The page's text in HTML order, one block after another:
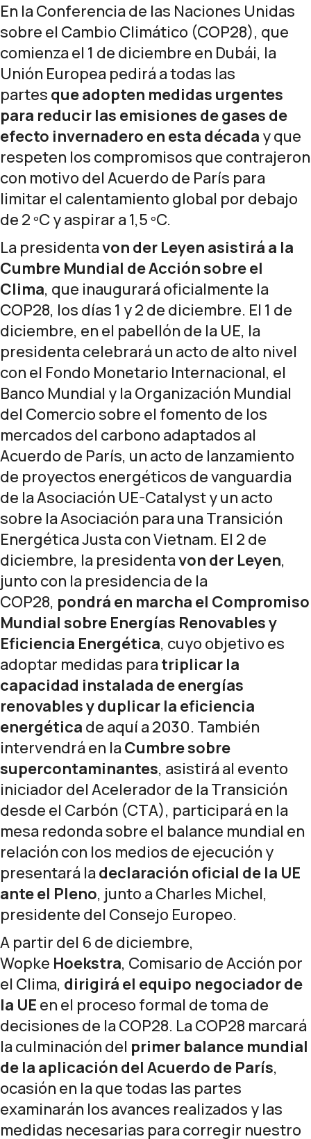
En la Conferencia de las Naciones Unidas
sobre el Cambio Climático (COP28), que
comienza el 1 de diciembre en Dubái, la
Unión Europea pedirá a todas las
partes que adopten medidas urgentes
para reducir las emisiones de gases de
efecto invernadero en esta década y que
respeten los compromisos que contrajeron
con motivo del Acuerdo de París para
limitar el calentamiento global por debajo
de 2 ºC y aspirar a 1,5 ºC.
La presidentavon der Leyen asistirá a la
Cumbre Mundial de Acción sobre el
Clima, que inaugurará oficialmente la
COP28, los días 1 y 2 de diciembre. El 1 de
diciembre, en el pabellón de la UE, la
presidenta celebrará un acto de alto nivel
con el Fondo Monetario Internacional, el
Banco Mundial y la Organización Mundial
del Comercio sobre el fomento de los
mercados del carbono adaptados al
Acuerdo de París, un acto de lanzamiento
de proyectos energéticos de vanguardia
de la Asociación UE-Catalyst y un acto
sobre la Asociación para una Transición
Energética Justa con Vietnam. El 2 de
diciembre, la presidentavon der Leyen,
junto con la presidencia de la
COP28, pondrá en marcha el Compromiso
Mundial sobre Energías Renovables y
Eficiencia Energética, cuyo objetivo es
adoptar medidas para triplicar la
capacidad instalada de energías
renovables y duplicar la eficiencia
energética de aquí a 2030. También
intervendrá en la Cumbre sobre
supercontaminantes, asistirá al evento
iniciador del Acelerador de la Transición
desde el Carbón (CTA), participará en la
mesa redonda sobre el balance mundial en
relación con los medios de ejecución y
presentará la declaración oficial de la UE
ante el Pleno, junto a Charles Michel,
presidente del Consejo Europeo.
A partir del 6 de diciembre,
Wopke Hoekstra, Comisario de Acción por
el Clima, dirigirá el equipo negociador de
la UE en el proceso formal de toma de
decisiones de la COP28. La COP28 marcará
la culminación del primer balance mundial
de la aplicación del Acuerdo de París,
ocasión en la que todas las partes
examinarán los avances realizados y las
medidas necesarias para corregir nuestro